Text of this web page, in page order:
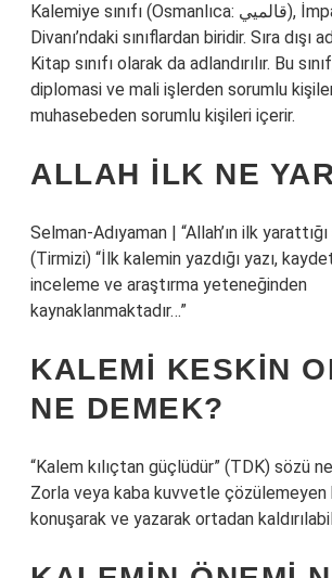
Kalemiye sınıfı (Osmanlıca: قالميي‎), İmparatorluk
Divanı’ndaki sınıflardan biridir. Sıra dışı
Kitap sınıfı olarak da adlandırılır. Bu
diplomasi ve mali işlerden sorumlu
muhasebeden sorumlu kişileri içerir.
ALLAH ILK NE
Selman-Adıyaman | “Allah’ın ilk
(Tirmizi) “İlk kalemin yazdığı yazı,
inceleme ve araştırma yeteneğinden
kaynaklanmaktadır…”
KALEMI KESKIN
NE DEMEK?
“Kalem kılıçtan güçlüdür” (TDK) sözü
Zorla veya kaba kuvvetle çözülemeyen
konuşarak ve yazarak ortadan